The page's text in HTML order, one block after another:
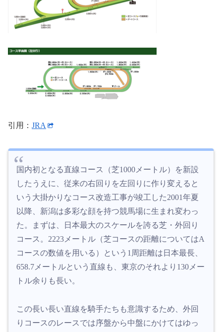
引用： JRA
国内初となる直線コース（芝1000メートル）を新設
したうえに、従来の右回りを左回りに作り変えると
いう大掛かりなコース改造工事が竣工した2001年夏
以降、新潟は多彩な顔を持つ競馬場に生まれ変わっ
た。まずは、日本最大のスケールを誇る芝・外回り
コース。2223メートル（芝コースの距離についてはA
コースの数値を用いる）という1周距離は日本最長、
658.7メートルという直線も、東京のそれより130メー
トル余りも長い。
この長い長い直線を騎手たちも意識するため、外回
りコースのレースでは序盤から中盤にかけてはゆっ